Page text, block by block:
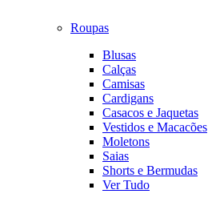
Roupas
Blusas
Calças
Camisas
Cardigans
Casacos e Jaquetas
Vestidos e Macacões
Moletons
Saias
Shorts e Bermudas
Ver Tudo